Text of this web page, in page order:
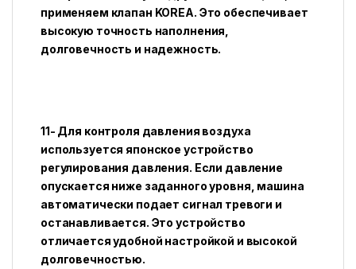
применяем клапан KOREA. Это обеспечивает
высокую точность наполнения,
долговечность и надежность.
11- Для контроля давления воздуха
используется японское устройство
регулирования давления. Если давление
опускается ниже заданного уровня, машина
автоматически подает сигнал тревоги и
останавливается. Это устройство
отличается удобной настройкой и высокой
долговечностью.